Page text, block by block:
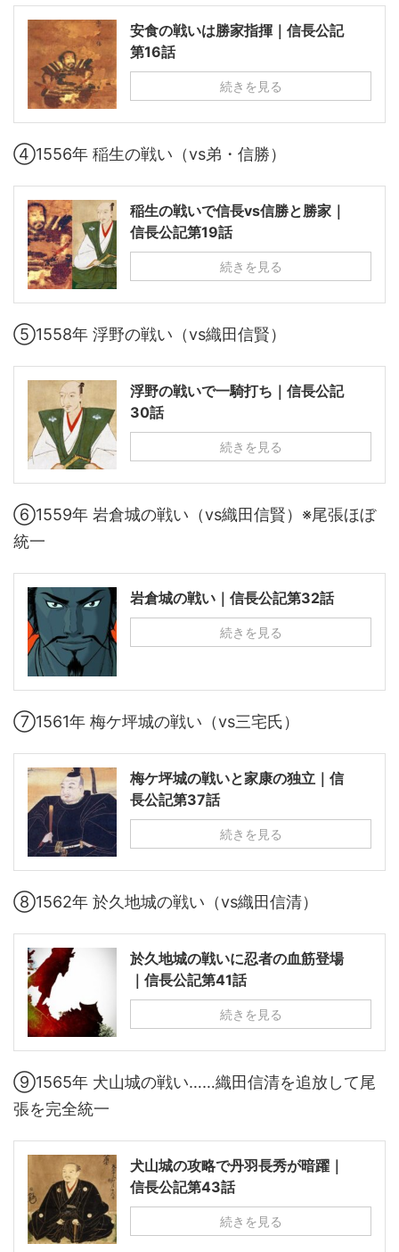
安食の戦いは勝家指揮｜信長公記
第16話
続きを見る
④1556年 稲生の戦い（vs弟・信勝）
稲生の戦いで信長vs信勝と勝家｜
信長公記第19話
続きを見る
⑤1558年 浮野の戦い（vs織田信賢）
浮野の戦いで一騎打ち｜信長公記
30話
続きを見る
⑥1559年 岩倉城の戦い（vs織田信賢）※尾張ほぼ
統一
岩倉城の戦い｜信長公記第32話
続きを見る
⑦1561年 梅ケ坪城の戦い（vs三宅氏）
梅ケ坪城の戦いと家康の独立｜信
長公記第37話
続きを見る
⑧1562年 於久地城の戦い（vs織田信清）
於久地城の戦いに忍者の血筋登場
｜信長公記第41話
続きを見る
⑨1565年 犬山城の戦い……織田信清を追放して尾
張を完全統一
犬山城の攻略で丹羽長秀が暗躍｜
信長公記第43話
続きを見る